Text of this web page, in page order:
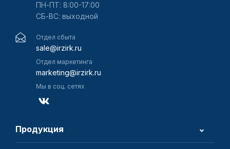
ПН-ПТ: 8:00-17:00
СБ-ВС: выходной
Отдел сбыта
sale@irzirk.ru
Отдел маркетинга
marketing@irzirk.ru
Мы в соц. сетях
Продукция